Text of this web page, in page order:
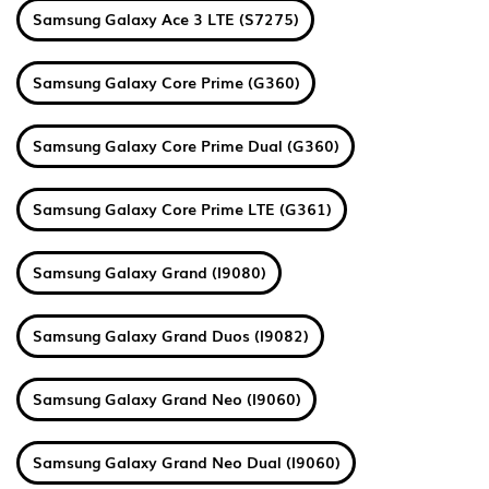
Samsung Galaxy Ace 3 LTE (S7275)
Samsung Galaxy Core Prime (G360)
Samsung Galaxy Core Prime Dual (G360)
Samsung Galaxy Core Prime LTE (G361)
Samsung Galaxy Grand (I9080)
Samsung Galaxy Grand Duos (I9082)
Samsung Galaxy Grand Neo (I9060)
Samsung Galaxy Grand Neo Dual (I9060)